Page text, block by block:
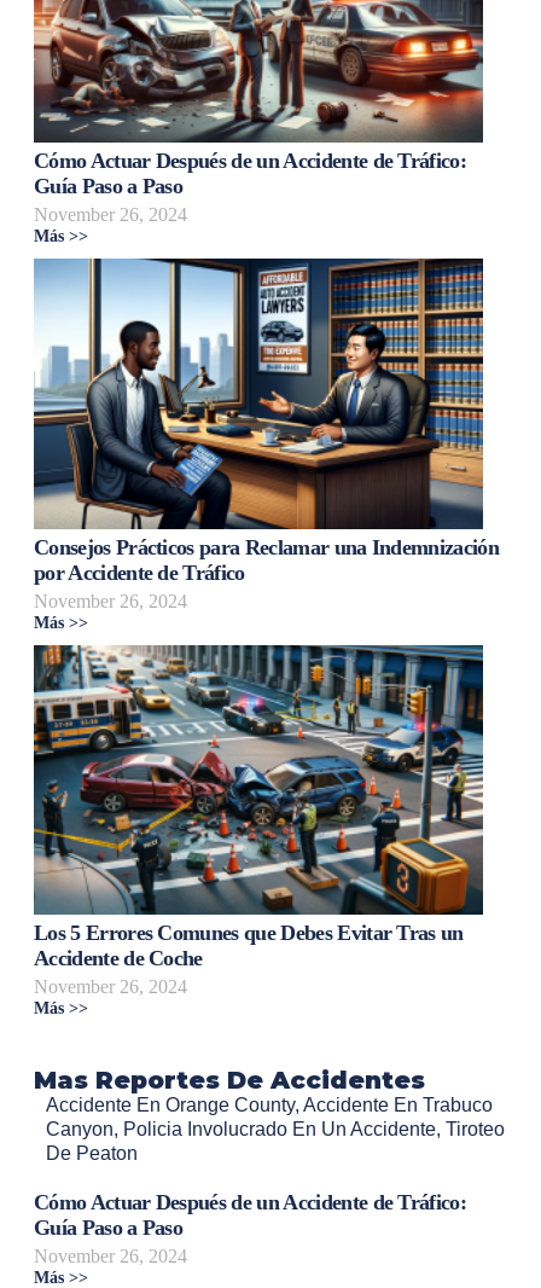
Cómo Actuar Después de un Accidente de Tráfico:
Guía Paso a Paso
November 26, 2024
Más >>
Consejos Prácticos para Reclamar una Indemnización
por Accidente de Tráfico
November 26, 2024
Más >>
Los 5 Errores Comunes que Debes Evitar Tras un
Accidente de Coche
November 26, 2024
Más >>
Mas Reportes De Accidentes
Accidente En Orange County, Accidente En Trabuco
Canyon, Policia Involucrado En Un Accidente, Tiroteo
De Peaton
Cómo Actuar Después de un Accidente de Tráfico:
Guía Paso a Paso
November 26, 2024
Más >>